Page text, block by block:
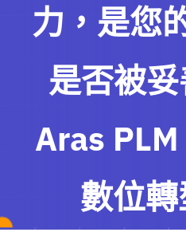
力，是您
是否被
Aras
數位